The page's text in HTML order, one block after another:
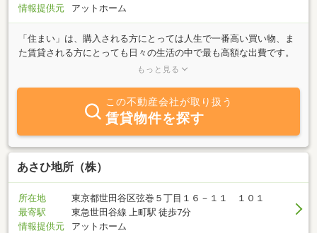
情報提供元
アットホーム
「住まい」は、購入される方にとっては人生で一番高い買い物、ま
た賃貸される方にとっても日々の生活の中で最も高額な出費です。
わたくしどもアクラス・ハウスでは、高額な消費にはそれにふさわ
検討の方・賃貸をご検討の方・物件オーナー様各々向けにわたくし
どもが提供するサービス内容をホームページでご案内しておりま
す。是非一度当社ホームページにご訪問頂けますようお待ちしてお
ります。
もっと見る
この不動産会社が取り扱う
賃貸物件を探す
あさひ地所（株）
所在地
東京都世田谷区弦巻５丁目１６－１１ １０１
最寄駅
東急世田谷線 上町駅 徒歩7分
情報提供元
アットホーム